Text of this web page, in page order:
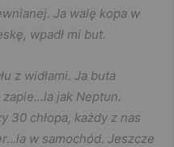
Ja walę kopa w
wpadł mi but.
z widłami. Ja buta
zapie…la jak Neptun.
30 chłopa, każdy z nas
w samochód. Jeszcze